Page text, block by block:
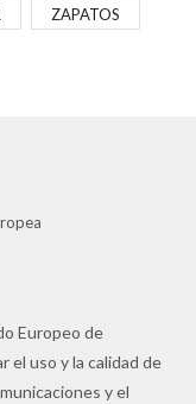
ZAPATOS
Europeo de
el uso y la calidad de
y el